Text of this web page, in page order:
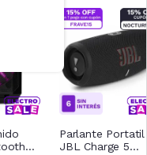
Parlante Portatil
JBL Charge 5